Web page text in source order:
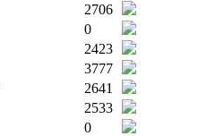
2706
0
2423
3777
2641
2533
0